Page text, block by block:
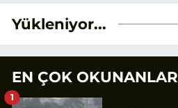
Yükleniyor...
EN ÇOK OKUNANLAR
1